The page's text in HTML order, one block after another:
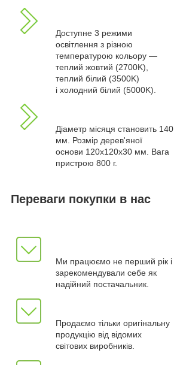
Доступне 3 режими
освітлення з різною
температурою кольору —
теплий жовтий (2700K),
теплий білий (3500K)
і холодний білий (5000K).
Діаметр місяця становить 140
мм. Розмір дерев'яної
основи 120х120х30 мм. Вага
пристрою 800 г.
Переваги покупки в нас
Ми працюємо не перший рік і
зарекомендували себе як
надійний постачальник.
Продаємо тільки оригінальну
продукцію від відомих
світових виробників.